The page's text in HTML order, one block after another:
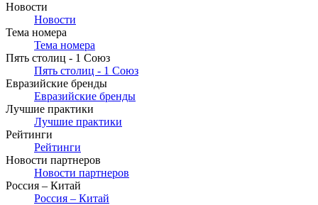
Новости
Новости
Тема номера
Тема номера
Пять столиц - 1 Союз
Пять столиц - 1 Союз
Евразийские бренды
Евразийские бренды
Лучшие практики
Лучшие практики
Рейтинги
Рейтинги
Новости партнеров
Новости партнеров
Россия – Китай
Россия – Китай